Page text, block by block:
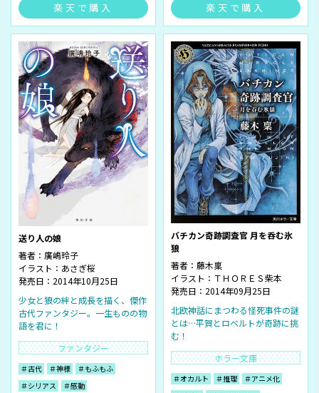
楽天で購入 楽天で購入
送り人の娘
著者： 廣嶋玲子
イラスト： あさぎ桜
発売日：2014年10月25日
少女と狼の絆と成長を描く、傑作
古代ファンタジー。一生ものの物
語を君に！
ファンタジー
＃古代 ＃神様
＃もふもふ
＃シリアス
＃感動
バチカン奇跡調査官 月を呑む氷
狼
著者： 藤木稟
イラスト： ＴＨＯＲＥＳ柴本
発売日：2014年09月25日
北欧神話にまつわる怪死事件の謎
とは…平賀とロベルトが奇跡に挑
む！
ホラー文庫
＃オカルト ＃推理
＃アニメ化